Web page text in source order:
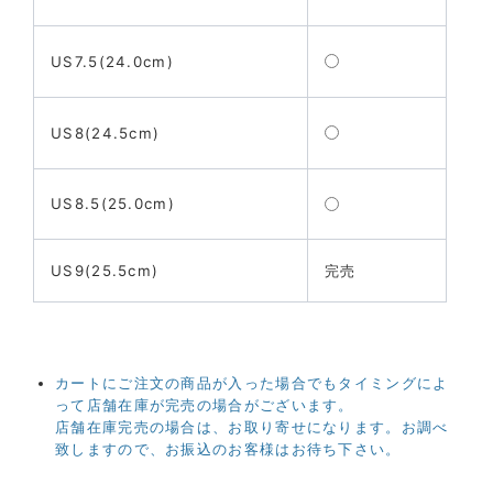
US7.5(24.0cm)
US8(24.5cm)
US8.5(25.0cm)
US9(25.5cm) 完売
カートにご注文の商品が入った場合でもタイミングによ
って店舗在庫が完売の場合がございます。
店舗在庫完売の場合は、お取り寄せになります。お調べ
致しますので、お振込のお客様はお待ち下さい。